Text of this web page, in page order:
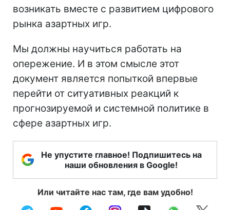
возникать вместе с развитием цифрового
рынка азартных игр.
Мы должны научиться работать на
опережение. И в этом смысле этот
документ является попыткой впервые
перейти от ситуативных реакций к
прогнозируемой и системной политике в
сфере азартных игр.
Не упустите главное! Подпишитесь на
наши обновления в Google!
Или читайте нас там, где вам удобно!